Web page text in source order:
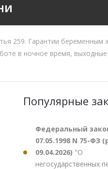
259. Гарантии беременным
в ночное время,
Популярные
Федеральный
07.05.1998 N 75-ФЗ
09.04.2026) "О
негосударственных